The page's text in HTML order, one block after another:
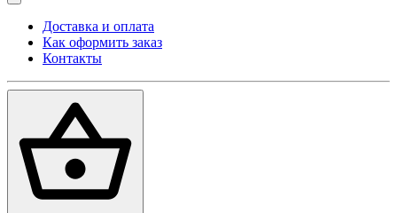
Доставка и оплата
Как оформить заказ
Контакты